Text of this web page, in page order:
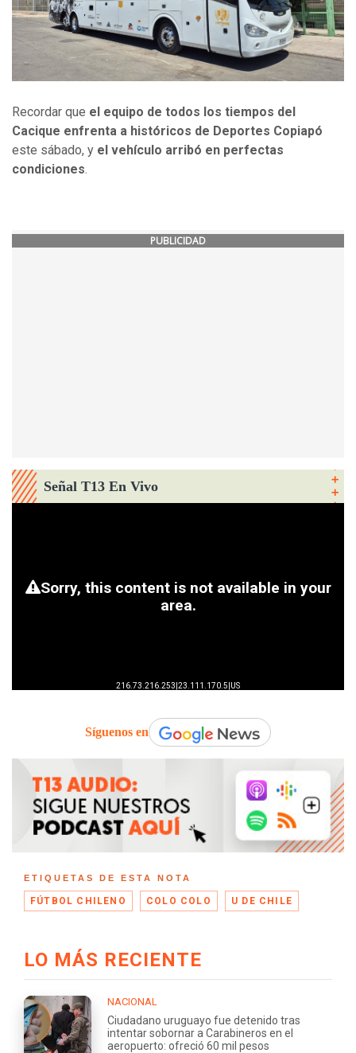
Recordar que el equipo de todos los tiempos del
Cacique enfrenta a históricos de Deportes Copiapó
este sábado, y el vehículo arribó en perfectas
condiciones.
PUBLICIDAD
Señal T13 En Vivo
Síguenos en
ETIQUETAS DE ESTA NOTA
FÚTBOL CHILENO COLO COLO U DE CHILE
LO MÁS RECIENTE
NACIONAL
Ciudadano uruguayo fue detenido tras
intentar sobornar a Carabineros en el
aeropuerto: ofreció 60 mil pesos